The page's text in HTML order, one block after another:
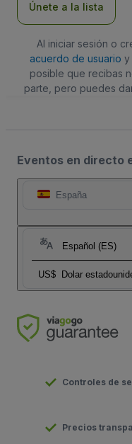
Únete a la lista
Al iniciar sesión o
acuerdo de usuario y
posible que recibas
parte, pero puedes
Eventos en directo
España
Español (ES)
US$ Dolar
Controles de
Precios